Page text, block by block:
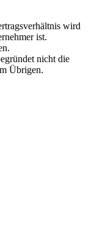
wird
ist.
nicht die
Übrigen.